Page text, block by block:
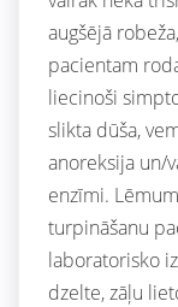
augšējā
pacientam
liecinoši
slikta dūša,
anoreksija un/
enzīmi.
turpināšanu
laboratorisko
dzelte, zāļu